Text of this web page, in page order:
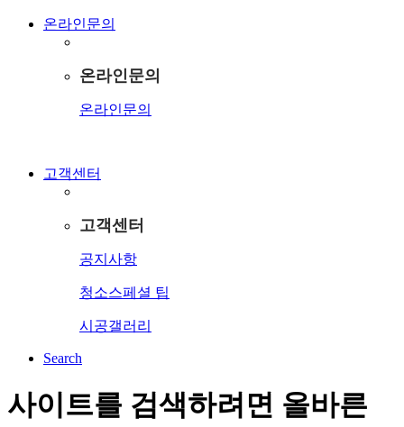
온라인문의
온라인문의
온라인문의
고객센터
고객센터
공지사항
청소스페셜 팁
시공갤러리
Search
사이트를 검색하려면 올바른